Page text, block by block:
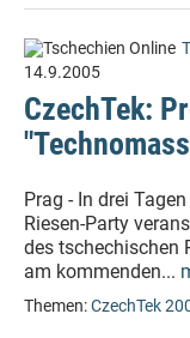
14.9.2005
CzechTek:
Prag - In drei
Riesen-Party
des tschechischen
am kommenden...
Themen:CzechTek